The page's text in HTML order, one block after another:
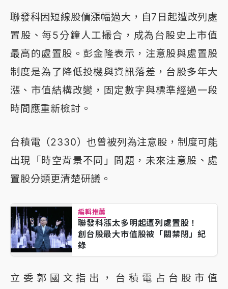
聯發科因短線股價漲幅過大，自7日起遭改列處
置股、每5分鐘人工撮合，成為台股史上市值
最高的處置股。彭金隆表示，注意股與處置股
制度是為了降低投機與資訊落差，台股多年大
漲、市值結構改變，固定數字與標準經過一段
時間應重新檢討。
台積電（2330）也曾被列為注意股，制度可能
出現「時空背景不同」問題，未來注意股、處
置股分類更清楚研議。
編輯推薦
聯發科漲太多明起遭列處置股！
創台股最大市值股被「關禁閉」紀
錄
立委郭國文指出，台積電占台股市值